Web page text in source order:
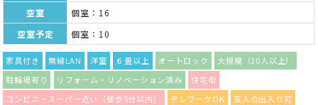
空室
個室：16
空室予定
個室：10
家具付き 無線LAN 洋室 ６畳以上 オートロック
大規模（20人以上）
駐輪場有り
リフォーム・リノベーション済み
住宅街
コンビニ・スーパー近い（徒歩5分以内）
テレワークOK
友人の出入り可